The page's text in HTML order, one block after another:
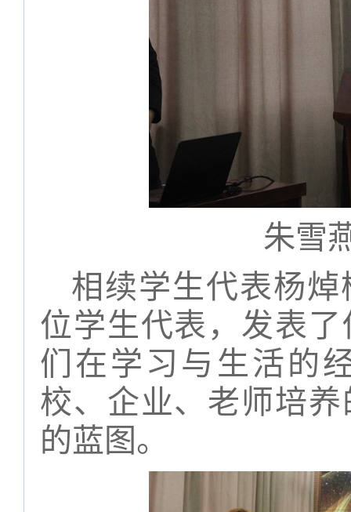
朱雪
相续学生代表杨
位学生代表，发表
们在学习与生活的
校、企业、老师培
的蓝图。